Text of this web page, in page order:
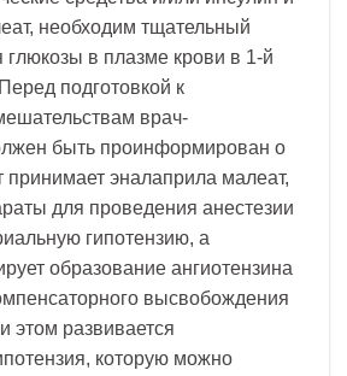
необходим тщательный
глюкозы в плазме крови в 1-й
подготовкой к
врач-
быть проинформирован о
принимает эналаприла малеат,
для проведения анестезии
гипотензию, а
образование ангиотензина
высвобождения
этом развивается
которую можно